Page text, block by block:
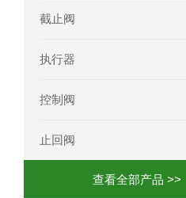
截止阀
执行器
控制阀
止回阀
查看全部产品 >>